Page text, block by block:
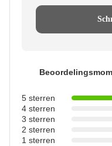
5 sterren
4 sterren
3 sterren
2 sterren
1 sterren